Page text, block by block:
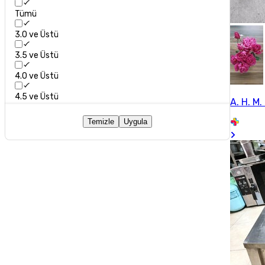
Tümü
3.0 ve Üstü
3.5 ve Üstü
4.0 ve Üstü
4.5 ve Üstü
Temizle Uygula
A. H. M.